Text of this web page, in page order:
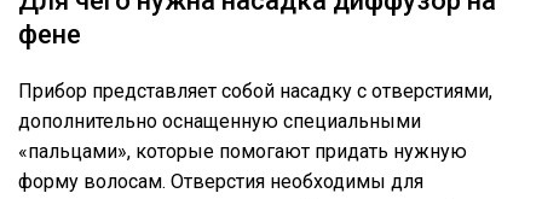
фене
Прибор представляет собой насадку с отверстиями,
дополнительно оснащенную специальными
«пальцами», которые помогают придать нужную
форму волосам. Отверстия необходимы для